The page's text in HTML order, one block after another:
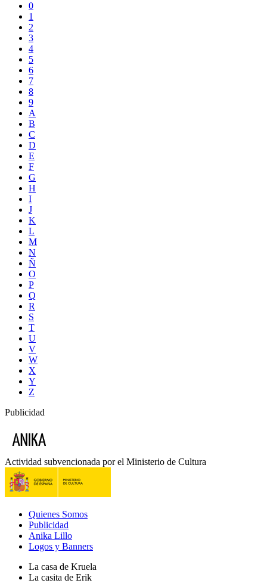
0
1
2
3
4
5
6
7
8
9
A
B
C
D
E
F
G
H
I
J
K
L
M
N
Ñ
O
P
Q
R
S
T
U
V
W
X
Y
Z
Publicidad
Actividad subvencionada por el Ministerio de Cultura
Quienes Somos
Publicidad
Anika Lillo
Logos y Banners
La casa de Kruela
La casita de Erik